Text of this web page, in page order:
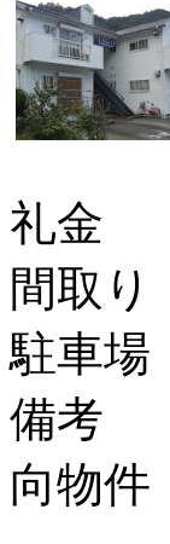
礼
間取
駐車
備考
向物件